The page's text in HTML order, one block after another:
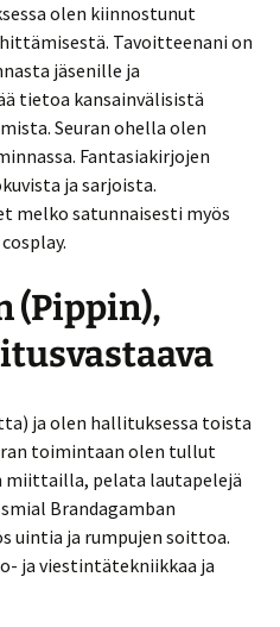
olen kiinnostunut
Tavoitteenani on
jäsenille ja
tietoa kansainvälisistä
Seuran ohella olen
Fantasiakirjojen
ja sarjoista.
melko satunnaisesti myös
(Pippin),
ja olen hallituksessa toista
toimintaan olen tullut
miittailla, pelata lautapelejä
Brandagamban
uintia ja rumpujen soittoa.
ja viestintätekniikkaa ja